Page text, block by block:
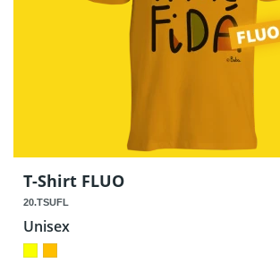
T-Shirt FLUO
20.TSUFL
Unisex